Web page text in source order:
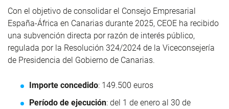
Con el objetivo de consolidar el Consejo Empresarial
España-África en Canarias durante 2025, CEOE ha recibido
una subvención directa por razón de interés público,
regulada por la Resolución 324/2024 de la Viceconsejería
de Presidencia del Gobierno de Canarias.
Importe concedido: 149.500 euros
Período de ejecución: del 1 de enero al 30 de